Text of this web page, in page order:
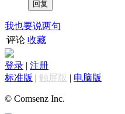
我也要说两句
评论 收藏
登录 | 注册
标准版 | 触屏版 | 电脑版
© Comsenz Inc.